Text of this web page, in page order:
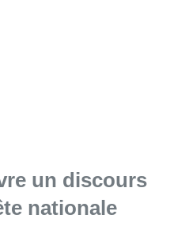
un discours
nationale